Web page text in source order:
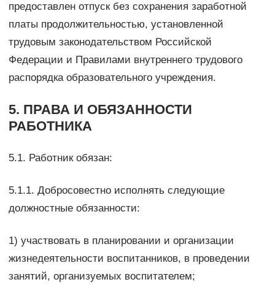
предоставлен отпуск без сохранения заработной
платы продолжительностью, установленной
трудовым законодательством Российской
Федерации и Правилами внутреннего трудового
распорядка образовательного учреждения.
5. ПРАВА И ОБЯЗАННОСТИ
РАБОТНИКА
5.1. Работник обязан:
5.1.1. Добросовестно исполнять следующие
должностные обязанности:
1) участвовать в планировании и организации
жизнедеятельности воспитанников, в проведении
занятий, организуемых воспитателем;